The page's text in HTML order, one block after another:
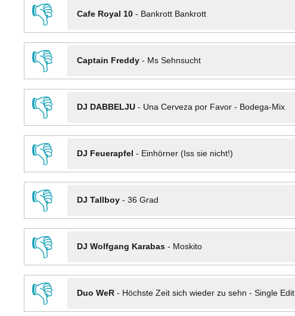
👎
Cafe Royal 10- Bankrott Bankrott
👎
Captain Freddy- Ms Sehnsucht
👎
DJ DABBELJU- Una Cerveza por Favor - Bodega-Mix
👎
DJ Feuerapfel - Einhörner (Iss sie nicht!)
👎
DJ Tallboy- 36 Grad
👎
DJ Wolfgang Karabas- Moskito
👎
Duo WeR- Höchste Zeit sich wieder zu sehn - Single Edit